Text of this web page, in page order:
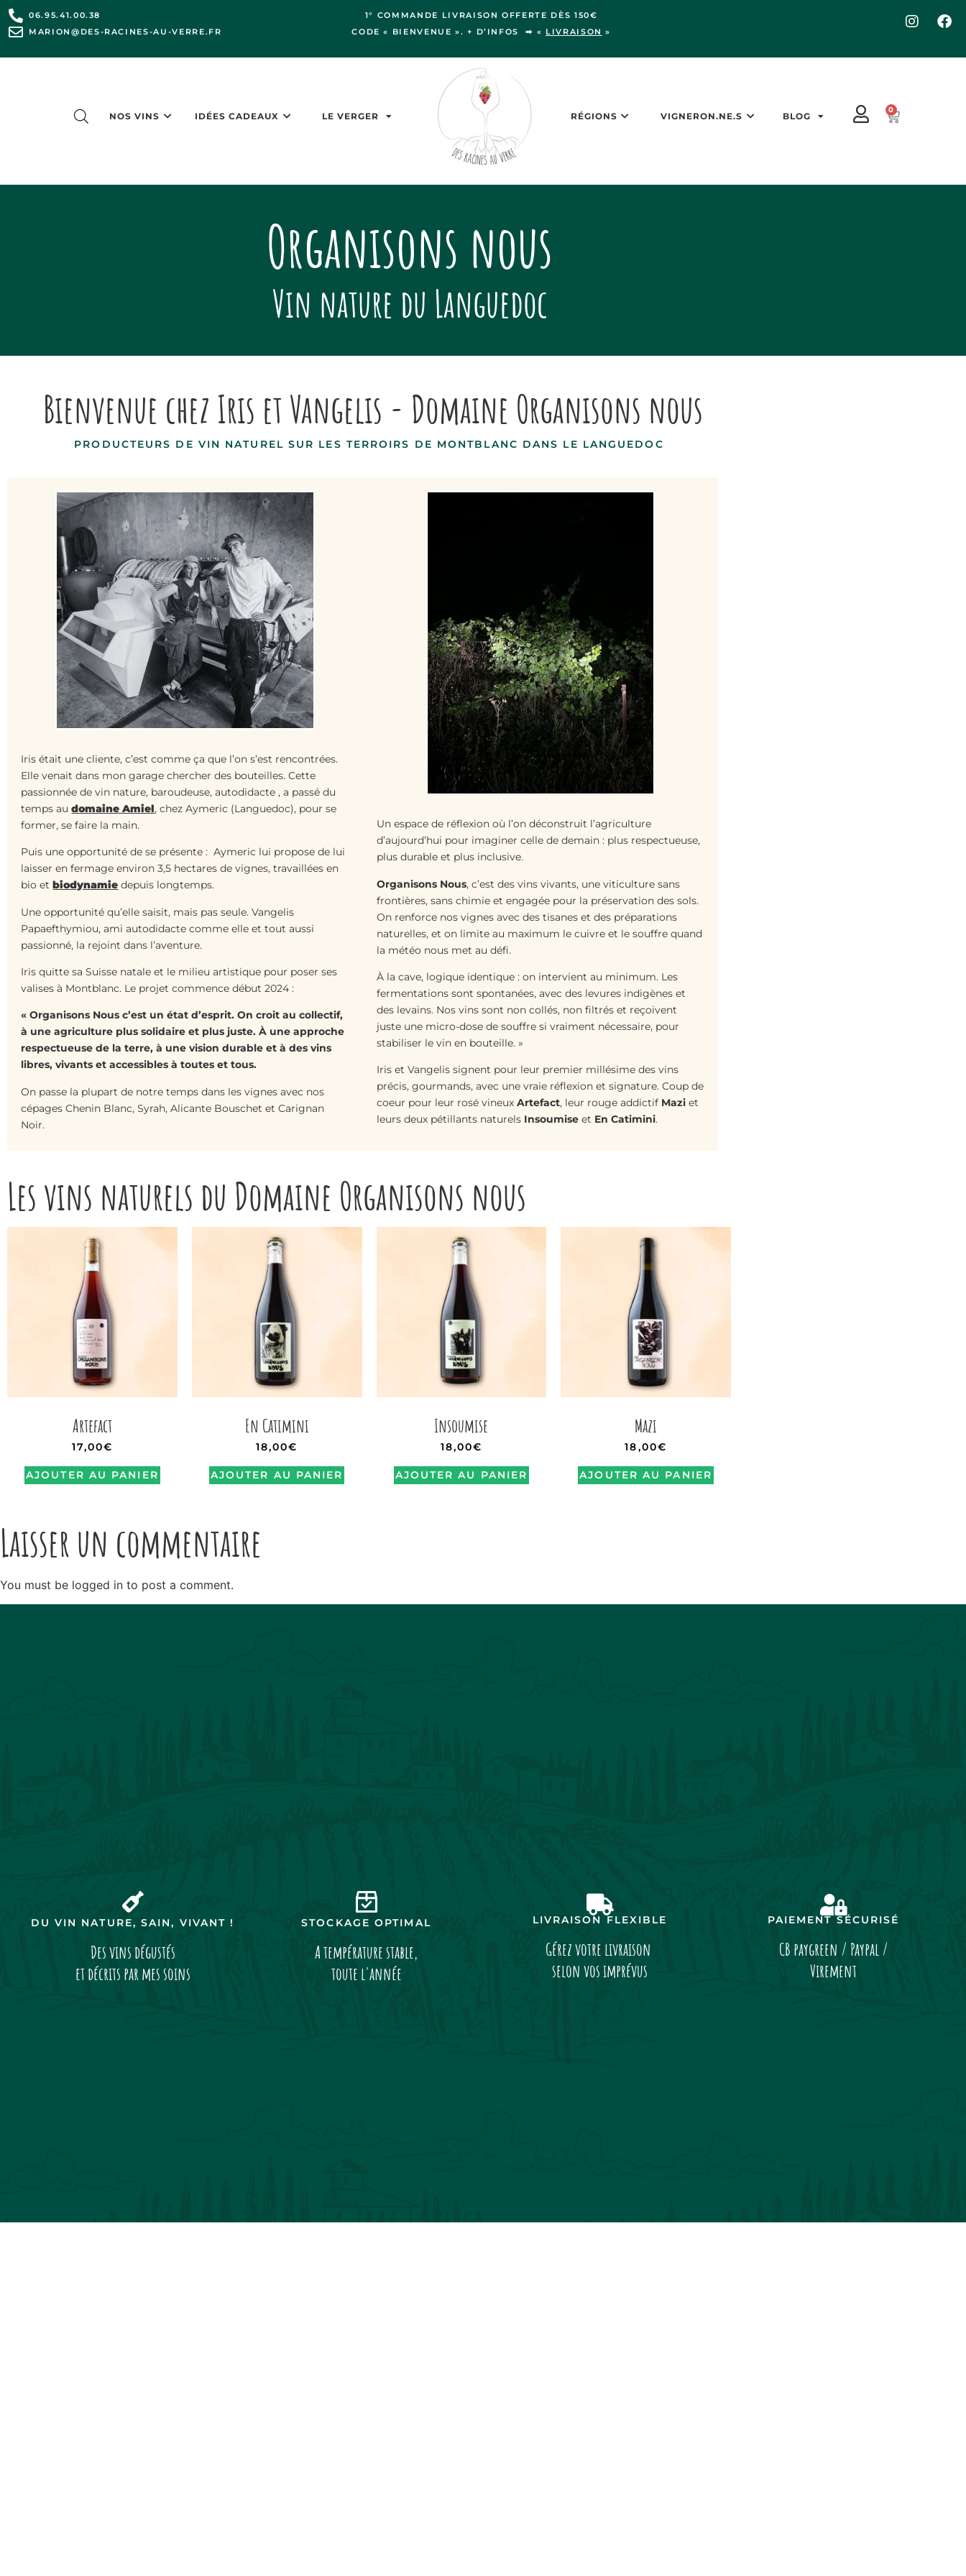
06.95.41.00.38
MARION@DES-RACINES-AU-VERRE.FR
1° COMMANDE LIVRAISON OFFERTE DÈS 150€
CODE « BIENVENUE ». + D’INFOS ➡ « LIVRAISON »
NOS VINS IDÉES CADEAUX LE VERGER RÉGIONS VIGNERON.NE.S BLOG
0
Organisons nous
Vin nature du Languedoc
Bienvenue chez Iris et Vangelis - Domaine Organisons nous
PRODUCTEURS DE VIN NATUREL SUR LES TERROIRS DE MONTBLANC DANS LE LANGUEDOC
Iris était une cliente, c’est comme ça que l’on s’est rencontrées.
Elle venait dans mon garage chercher des bouteilles. Cette
passionnée de vin nature, baroudeuse, autodidacte , a passé du
temps audomaine Amiel, chez Aymeric (Languedoc), pour se
former, se faire la main.
Puis une opportunité de se présente : Aymeric lui propose de lui
laisser en fermage environ 3,5 hectares de vignes, travaillées en
bio etbiodynamie depuis longtemps.
Une opportunité qu’elle saisit, mais pas seule. Vangelis
Papaefthymiou, ami autodidacte comme elle et tout aussi
passionné, la rejoint dans l’aventure.
Iris quitte sa Suisse natale et le milieu artistique pour poser ses
valises à Montblanc. Le projet commence début 2024 :
« Organisons Nous c’est un état d’esprit. On croit au collectif,
à une agriculture plus solidaire et plus juste. À une approche
respectueuse de la terre, à une vision durable et à des vins
libres, vivants et accessibles à toutes et tous.
On passe la plupart de notre temps dans les vignes avec nos
cépages Chenin Blanc, Syrah, Alicante Bouschet et Carignan
Noir.
Un espace de réflexion où l’on déconstruit l’agriculture
d’aujourd’hui pour imaginer celle de demain : plus respectueuse,
plus durable et plus inclusive.
Organisons Nous, c’est des vins vivants, une viticulture sans
frontières, sans chimie et engagée pour la préservation des sols.
On renforce nos vignes avec des tisanes et des préparations
naturelles, et on limite au maximum le cuivre et le souffre quand
la météo nous met au défi.
À la cave, logique identique : on intervient au minimum. Les
fermentations sont spontanées, avec des levures indigènes et
des levains. Nos vins sont non collés, non filtrés et reçoivent
juste une micro-dose de souffre si vraiment nécessaire, pour
stabiliser le vin en bouteille. »
Iris et Vangelis signent pour leur premier millésime des vins
précis, gourmands, avec une vraie réflexion et signature. Coup de
coeur pour leur rosé vineux Artefact, leur rouge addictif Maziet
leurs deux pétillants naturels Insoumiseet En Catimini.
Les vins naturels du Domaine Organisons nous
Artefact
17,00€
AJOUTER AU PANIER
En Catimini
18,00€
AJOUTER AU PANIER
Insoumise
18,00€
AJOUTER AU PANIER
Mazi
18,00€
AJOUTER AU PANIER
Laisser un commentaire
You must be logged in to post a comment.
DU VIN NATURE, SAIN, VIVANT !
Des vins dégustés
et décrits par mes soins
STOCKAGE OPTIMAL
A température stable,
toute l'année
LIVRAISON FLEXIBLE
Gérez votre livraison
selon vos imprévus
PAIEMENT SÉCURISÉ
CB paygreen / Paypal /
Virement